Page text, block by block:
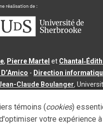
, Pierre Martel et
- Direction
Claude Boulanger,
Sherbrooke |3.2.2- Dernière
témoins (cookies)
votre expérience